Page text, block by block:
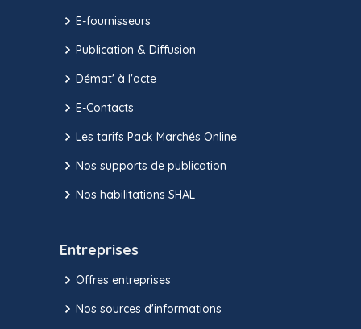
E-fournisseurs
Publication & Diffusion
Démat' à l'acte
E-Contacts
Les tarifs Pack Marchés Online
Nos supports de publication
Nos habilitations SHAL
Entreprises
Offres entreprises
Nos sources d'informations